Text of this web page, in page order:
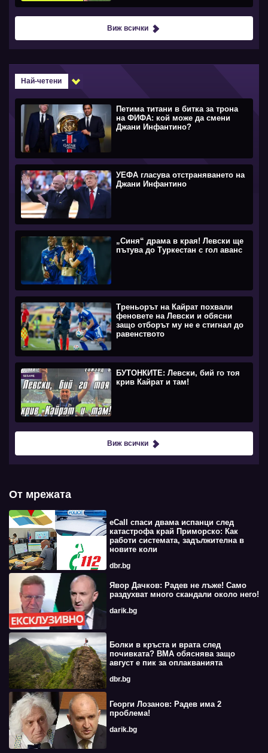
Виж всички
Най-четени
Петима титани в битка за трона
на ФИФА: кой може да смени
Джани Инфантино?
УЕФА гласува отстраняването на
Джани Инфантино
„Синя“ драма в края! Левски ще
пътува до Туркестан с гол аванс
Треньорът на Кайрат похвали
феновете на Левски и обясни
защо отборът му не е стигнал до
равенството
БУТОНКИТЕ: Левски, бий го тоя
крив Кайрат и там!
Виж всички
От мрежата
eCall спаси двама испанци след
катастрофа край Приморско: Как
работи системата, задължителна в
новите коли
dbr.bg
Явор Дачков: Радев не лъже! Само
раздухват много скандали около него!
darik.bg
Болки в кръста и врата след
почивката? ВМА обяснява защо
август е пик за оплакванията
dbr.bg
Георги Лозанов: Радев има 2
проблема!
darik.bg